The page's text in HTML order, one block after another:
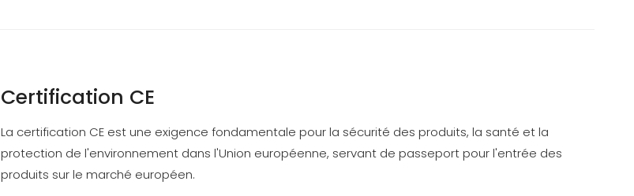
Certification CE
La certification CE est une exigence fondamentale pour la sécurité des produits, la santé et la
protection de l'environnement dans l'Union européenne, servant de passeport pour l'entrée des
produits sur le marché européen.